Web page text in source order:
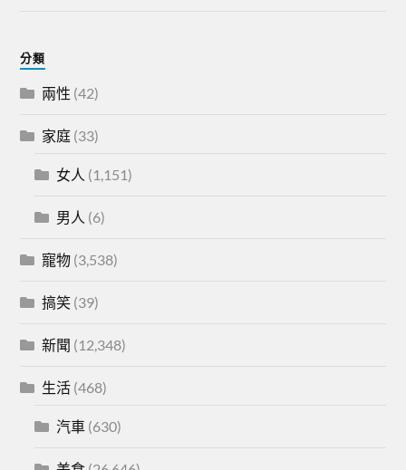
分類
兩性 (42)
家庭 (33)
女人 (1,151)
男人 (6)
寵物 (3,538)
搞笑 (39)
新聞 (12,348)
生活 (468)
汽車 (630)